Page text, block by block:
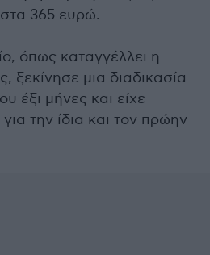
365 ευρώ.
όπως καταγγέλλει η
ξεκίνησε μια διαδικασία
έξι μήνες και είχε
για την ίδια και τον πρώην